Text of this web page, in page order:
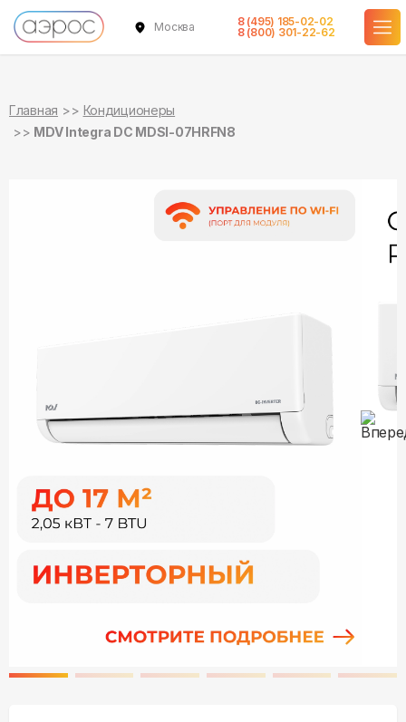
Москва
8 (495) 185-02-02
8 (800) 301-22-62
Главная
Кондиционеры
MDV Integra DC MDSI-07HRFN8
в наличии
в наличии